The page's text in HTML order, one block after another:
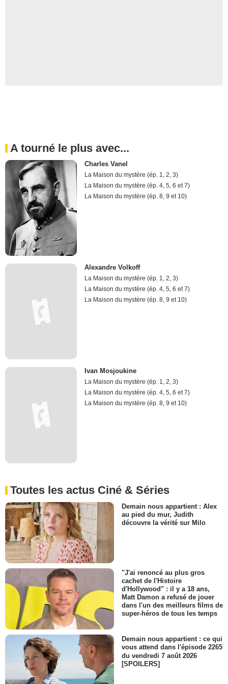
A tourné le plus avec...
Charles Vanel
La Maison du mystère (ép. 1, 2, 3)
La Maison du mystère (ép. 4, 5, 6 et 7)
La Maison du mystère (ép. 8, 9 et 10)
Alexandre Volkoff
La Maison du mystère (ép. 1, 2, 3)
La Maison du mystère (ép. 4, 5, 6 et 7)
La Maison du mystère (ép. 8, 9 et 10)
Ivan Mosjoukine
La Maison du mystère (ép. 1, 2, 3)
La Maison du mystère (ép. 4, 5, 6 et 7)
La Maison du mystère (ép. 8, 9 et 10)
Toutes les actus Ciné & Séries
Demain nous appartient : Alex
au pied du mur, Judith
découvre la vérité sur Milo
"J'ai renoncé au plus gros
cachet de l'Histoire
d'Hollywood" : il y a 18 ans,
Matt Damon a refusé de jouer
dans l'un des meilleurs films de
super-héros de tous les temps
Demain nous appartient : ce qui
vous attend dans l'épisode 2265
du vendredi 7 août 2026
[SPOILERS]